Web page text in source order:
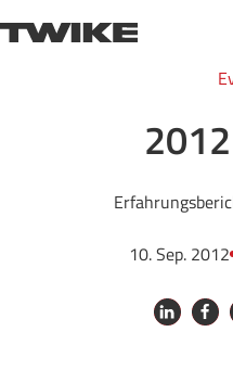
TWIKE
10. Sep. 2012